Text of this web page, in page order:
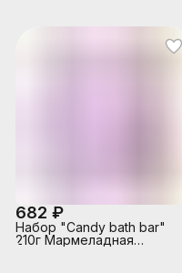
682 ₽
Набор "Candy bath bar"
210г Мармеладная